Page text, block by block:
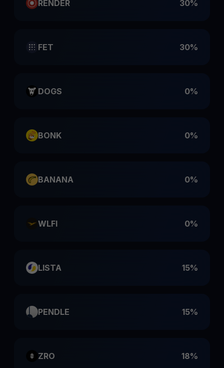
RENDER 30%
FET 30%
DOGS 0%
BONK 0%
BANANA 0%
WLFI 0%
LISTA 15%
PENDLE 15%
ZRO 18%